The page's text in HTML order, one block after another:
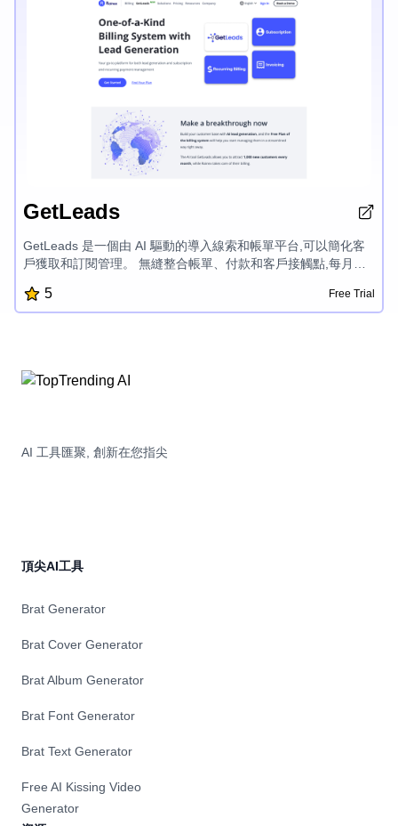
GetLeads
GetLeads 是一個由 AI 驅動的導入線索和帳單平台,可以簡化客
戶獲取和訂閱管理。 無縫整合帳單、付款和客戶接觸點,每月獲
5 Free Trial
AI 工具匯聚, 創新在您指尖
頂尖AI工具
Brat Generator
Brat Cover Generator
Brat Album Generator
Brat Font Generator
Brat Text Generator
Free AI Kissing Video
Generator